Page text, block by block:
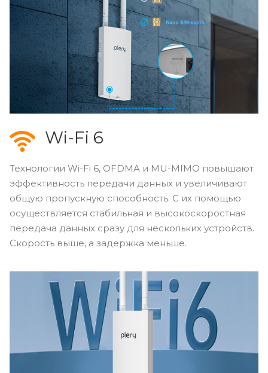
Wi-Fi 6
Технологии Wi-Fi 6, OFDMA и MU-MIMO повышают
эффективность передачи данных и увеличивают
общую пропускную способность. С их помощью
осуществляется стабильная и высокоскоростная
передача данных сразу для нескольких устройств.
Скорость выше, а задержка меньше.